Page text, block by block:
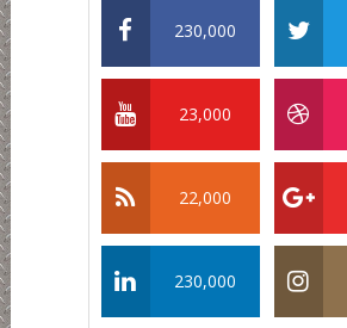
230,000
23,000
22,000
230,000